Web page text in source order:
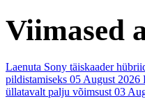
Viimased
Laenuta Sony täiskaader
pildistamiseks 05 August 2026
üllatavalt palju võimsust 03